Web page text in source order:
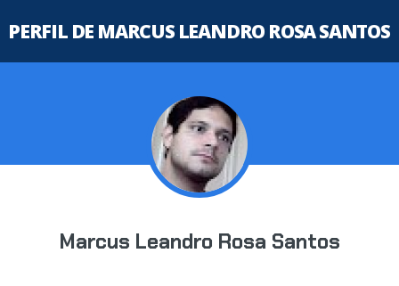
PERFIL DE MARCUS LEANDRO ROSA SANTOS
Marcus Leandro Rosa Santos